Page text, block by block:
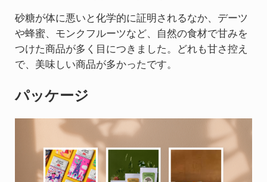
砂糖が体に悪いと化学的に証明されるなか、デーツ
や蜂蜜、モンクフルーツなど、自然の食材で甘みを
つけた商品が多く目につきました。どれも甘さ控え
で、美味しい商品が多かったです。
パッケージ